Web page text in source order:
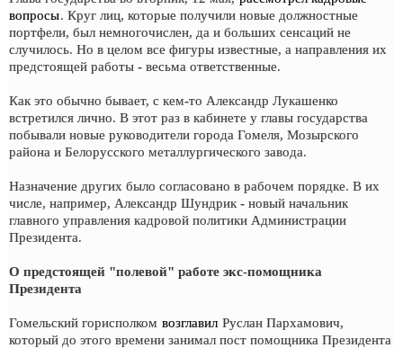
вопросы. Круг лиц, которые получили новые должностные
портфели, был немногочислен, да и больших сенсаций не
случилось. Но в целом все фигуры известные, а направления их
предстоящей работы - весьма ответственные.
Как это обычно бывает, с кем-то Александр Лукашенко
встретился лично. В этот раз в кабинете у главы государства
побывали новые руководители города Гомеля, Мозырского
района и Белорусского металлургического завода.
Назначение других было согласовано в рабочем порядке. В их
числе, например, Александр Шундрик - новый начальник
главного управления кадровой политики Администрации
Президента.
О предстоящей "полевой" работе экс-помощника
Президента
Гомельский горисполком возглавил Руслан Пархамович,
который до этого времени занимал пост помощника Президента